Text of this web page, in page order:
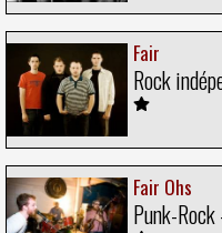
Fair
Rock
Fair Ohs
Punk-